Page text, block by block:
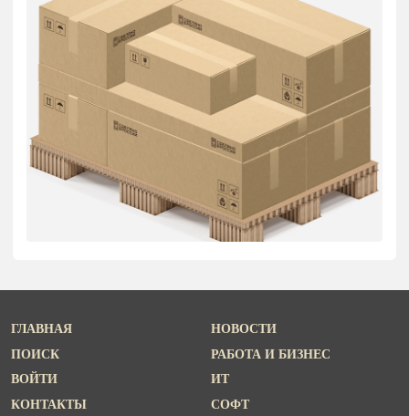
ГЛАВНАЯ
ПОИСК
ВОЙТИ
КОНТАКТЫ
НОВОСТИ
РАБОТА И БИЗНЕС
ИТ
СОФТ